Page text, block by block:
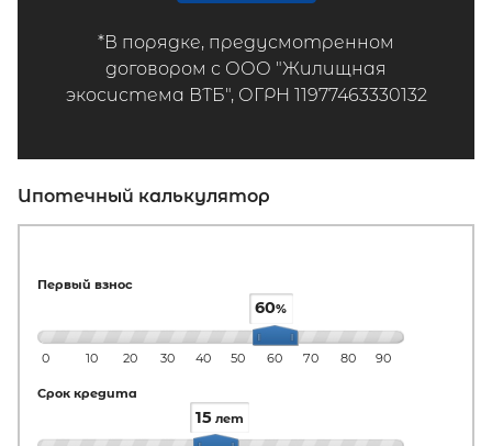
*В порядке, предусмотренном
договором с ООО "Жилищная
экосистема ВТБ", ОГРН 11977463330132
Ипотечный калькулятор